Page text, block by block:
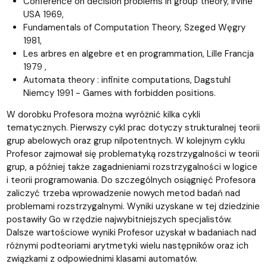
USA 1969,
Fundamentals of Computation Theory, Szeged Węgry
1981,
Les arbres en algebre et en programmation, Lille Francja
1979 ,
Automata theory : infinite computations, Dagstuhl
Niemcy 1991 - Games with forbidden positions.
W dorobku Profesora można wyróżnić kilka cykli
tematycznych. Pierwszy cykl prac dotyczy strukturalnej teorii
grup abelowych oraz grup nilpotentnych. W kolejnym cyklu
Profesor zajmował się problematyką rozstrzygalności w teorii
grup, a później także zagadnieniami rozstrzygalności w logice
i teorii programowania. Do szczególnych osiągnięć Profesora
zaliczyć trzeba wprowadzenie nowych metod badań nad
problemami rozstrzygalnymi. Wyniki uzyskane w tej dziedzinie
postawiły Go w rzędzie najwybitniejszych specjalistów.
Dalsze wartościowe wyniki Profesor uzyskał w badaniach nad
różnymi podteoriami arytmetyki wielu następników oraz ich
związkami z odpowiednimi klasami automatów.